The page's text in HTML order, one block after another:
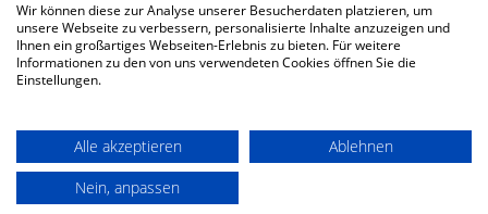
Wir können diese zur Analyse unserer Besucherdaten platzieren, um
unsere Webseite zu verbessern, personalisierte Inhalte anzuzeigen und
Ihnen ein großartiges Webseiten-Erlebnis zu bieten. Für weitere
Informationen zu den von uns verwendeten Cookies öffnen Sie die
Einstellungen.
Alle akzeptieren
Ablehnen
Nein, anpassen